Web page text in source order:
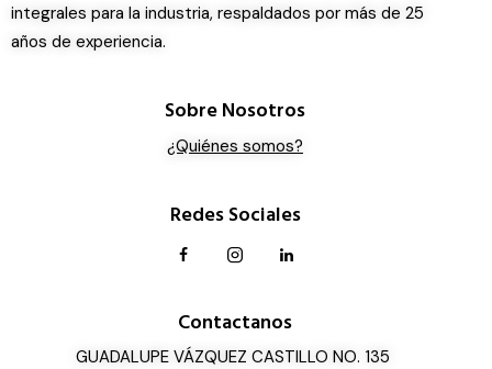
integrales para la industria, respaldados por más de 25
años de experiencia.
Sobre Nosotros
¿Quiénes somos?
Redes Sociales
Contactanos
GUADALUPE VÁZQUEZ CASTILLO NO. 135